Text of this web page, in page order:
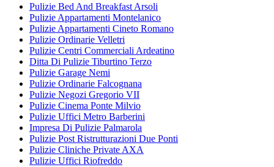
Pulizie Bed And Breakfast Arsoli
Pulizie Appartamenti Montelanico
Pulizie Appartamenti Cineto Romano
Pulizie Ordinarie Velletri
Pulizie Centri Commerciali Ardeatino
Ditta Di Pulizie Tiburtino Terzo
Pulizie Garage Nemi
Pulizie Ordinarie Falcognana
Pulizie Negozi Gregorio VII
Pulizie Cinema Ponte Milvio
Pulizie Uffici Metro Barberini
Impresa Di Pulizie Palmarola
Pulizie Post Ristrutturazioni Due Ponti
Pulizie Cliniche Private AXA
Pulizie Uffici Riofreddo